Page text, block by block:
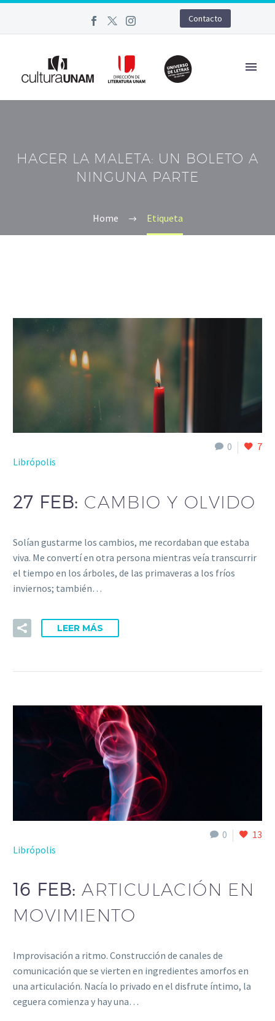
Contacto
HACER LA MALETA: UN BOLETO A
NINGUNA PARTE
Home Etiqueta
0
7
Librópolis
27 FEB: CAMBIO Y OLVIDO
Solían gustarme los cambios, me recordaban que estaba
viva. Me convertí en otra persona mientras veía transcurrir
el tiempo en los árboles, de las primaveras a los fríos
inviernos; también…
LEER MÁS
0
13
Librópolis
16 FEB:ARTICULACIÓN EN
MOVIMIENTO
Improvisación a ritmo. Construcción de canales de
comunicación que se vierten en ingredientes amorfos en
una articulación. Nacía lo privado en el disfrute íntimo, la
ceguera comienza y hay una…